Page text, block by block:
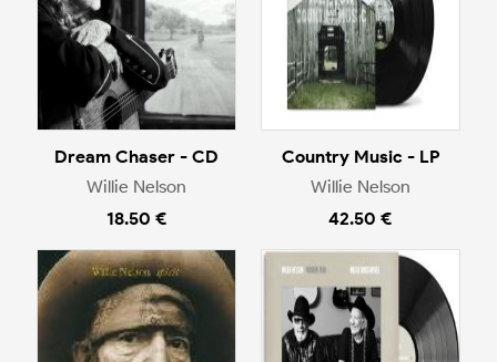
Dream Chaser - CD
Willie Nelson
18.50 €
Country Music - LP
Willie Nelson
42.50 €